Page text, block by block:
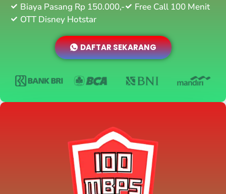
Biaya Pasang Rp 150.000,-
Free Call 100 Menit
OTT Disney Hotstar
DAFTAR SEKARANG